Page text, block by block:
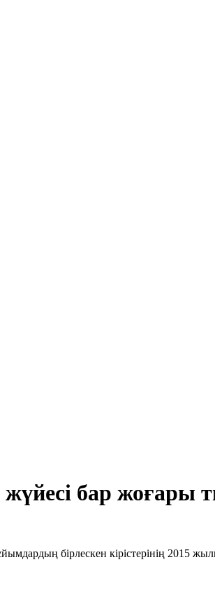
бар жоғары
бірлескен кірістерінің